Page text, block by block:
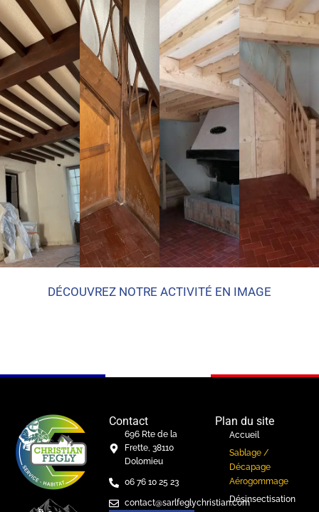
DÉCOUVREZ NOTRE ACTIVITÉ EN IMAGE
Contact
696 Rte de la
Frette, 38110
Dolomieu
06 76 10 25 23
contact@sarlfeglychristian.com
Plan du site
Accueil
Sablage /
Décapage
Aérogommage
Désinsectisation